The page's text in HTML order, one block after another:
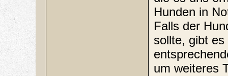
Hunden in
Falls der
sollte, gibt
um weiteres